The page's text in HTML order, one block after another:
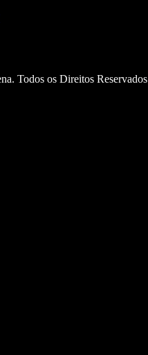
Todos os Direitos Reservados